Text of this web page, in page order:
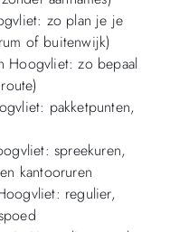
zo plan je je
of buitenwijk)
Hoogvliet: zo bepaal
pakketpunten,
spreekuren,
kantooruren
regulier,